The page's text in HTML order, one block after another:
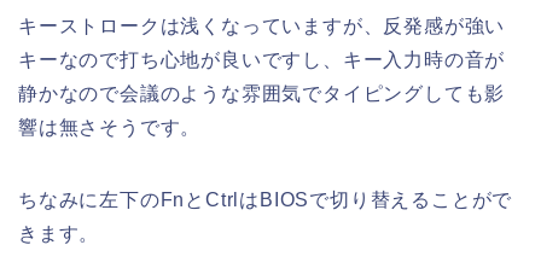
キーストロークは浅くなっていますが、反発感が強い
キーなので打ち心地が良いですし、キー入力時の音が
静かなので会議のような雰囲気でタイピングしても影
響は無さそうです。
ちなみに左下のFnとCtrlはBIOSで切り替えることがで
きます。